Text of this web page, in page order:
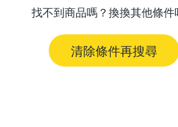
找不到商品嗎？換換其他條件
清除條件再搜尋